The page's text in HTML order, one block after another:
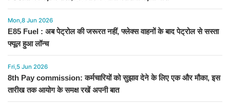
Mon,8 Jun 2026
E85 Fuel : अब पेट्रोल की जरूरत नहीं, फ्लेक्स वाहनों के बाद पेट्रोल से सस्ता
फ्यूल हुआ लॉन्च
Fri,5 Jun 2026
8th Pay commission: कर्मचारियों को सुझाव देने के लिए एक और मौका, इस
तारीख तक आयोग के समक्ष रखें अपनी बात